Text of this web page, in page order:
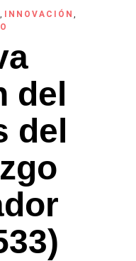
, INNOVACIÓN,
del
del